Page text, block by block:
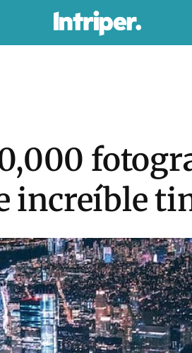
increíble